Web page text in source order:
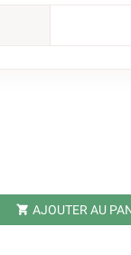
 AJOUTER AU